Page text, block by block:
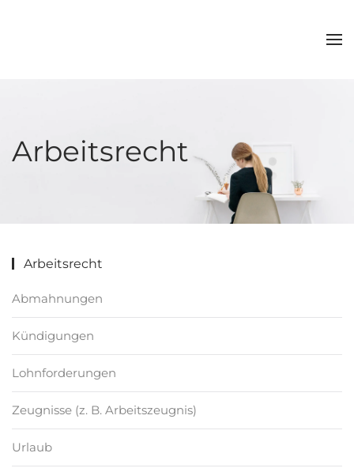
Arbeitsrecht
Arbeitsrecht
Abmahnungen
Kündigungen
Lohnforderungen
Zeugnisse (z. B. Arbeitszeugnis)
Urlaub